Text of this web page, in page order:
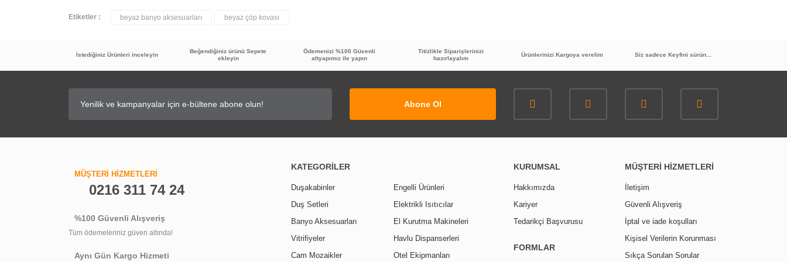
Yorum Yaz
Etiketler : beyaz banyo aksesuarları beyaz çöp kovası
İstediğiniz Ürünleri inceleyin
Beğendiğiniz ürünü Sepete
ekleyin
Ödemenizi %100 Güvenli
altyapımız ile yapın
Titizlikle Siparişlerinizi
hazırlayalım
Ürünlerinizi Kargoya verelim Siz sadece Keyfini sürün...
Abone Ol
MÜŞTERİ HİZMETLERİ
0216 311 74 24
%100 Güvenli Alışveriş
Tüm ödemeleriniz güven altında!
Aynı Gün Kargo Hizmeti
KATEGORİLER
Duşakabinler
Duş Setleri
Banyo Aksesuarları
Vitrifiyeler
Cam Mozaikler
Engelli Ürünleri
Elektrikli Isıtıcılar
El Kurutma Makineleri
Havlu Dispanserleri
Otel Ekipmanları
KURUMSAL
Hakkımızda
Kariyer
Tedarikçi Başvurusu
FORMLAR
MÜŞTERİ HİZMETLERİ
İletişim
Güvenli Alışveriş
İptal ve iade koşulları
Kişisel Verilerin Korunması
Sıkça Sorulan Sorular